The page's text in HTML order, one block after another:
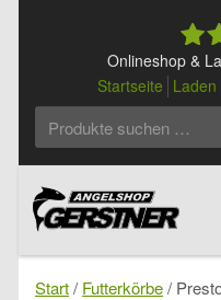
Onlineshop &
Startseite Laden
Start/ Futterkörbe/